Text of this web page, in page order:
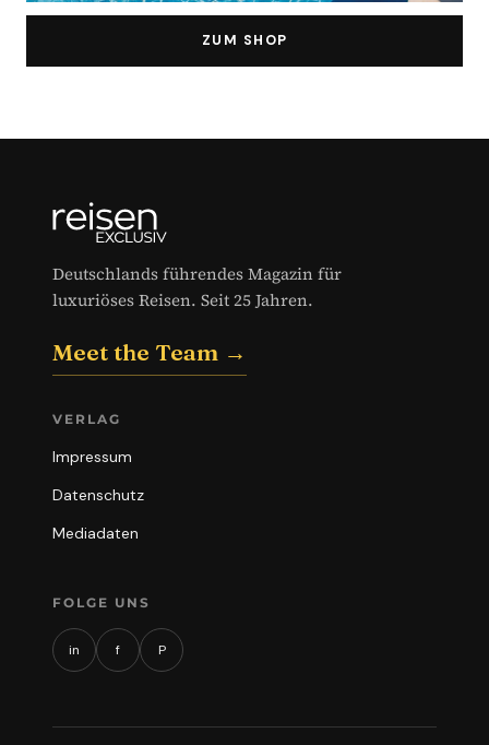
ZUM SHOP
Deutschlands führendes Magazin für
luxuriöses Reisen. Seit 25 Jahren.
Meet the Team →
VERLAG
Impressum
Datenschutz
Mediadaten
FOLGE UNS
in f P